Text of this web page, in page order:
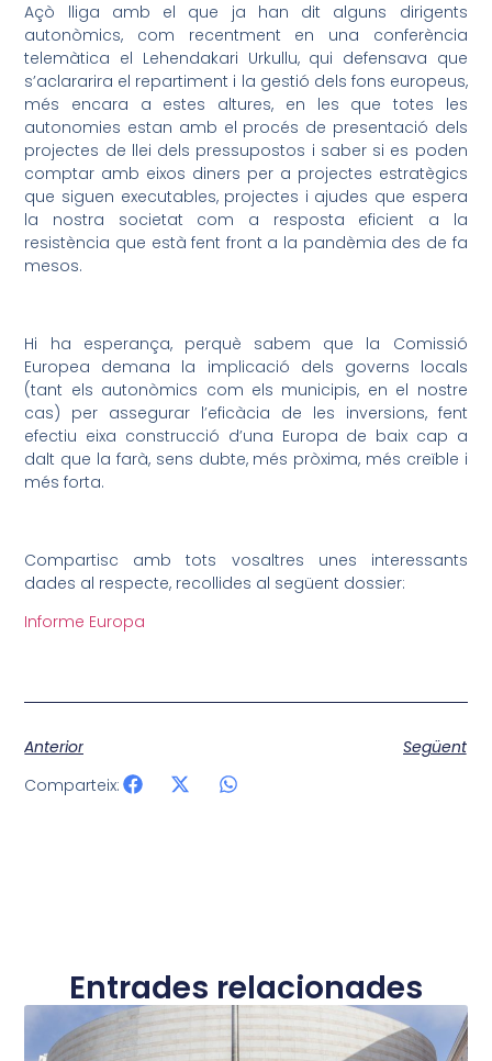
Açò lliga amb el que ja han dit alguns dirigents
autonòmics, com recentment en una conferència
telemàtica el Lehendakari Urkullu, qui defensava que
s’aclararira el repartiment i la gestió dels fons europeus,
més encara a estes altures, en les que totes les
autonomies estan amb el procés de presentació dels
projectes de llei dels pressupostos i saber si es poden
comptar amb eixos diners per a projectes estratègics
que siguen executables, projectes i ajudes que espera
la nostra societat com a resposta eficient a la
resistència que està fent front a la pandèmia des de fa
mesos.
Hi ha esperança, perquè sabem que la Comissió
Europea demana la implicació dels governs locals
(tant els autonòmics com els municipis, en el nostre
cas) per assegurar l’eficàcia de les inversions, fent
efectiu eixa construcció d’una Europa de baix cap a
dalt que la farà, sens dubte, més pròxima, més creïble i
més forta.
Compartisc amb tots vosaltres unes interessants
dades al respecte, recollides al següent dossier:
Informe Europa
Anterior
Següent
Comparteix:
Entrades relacionades